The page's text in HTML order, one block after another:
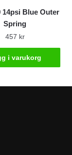
14psi Blue Outer
Spring
457 kr
i varukorg